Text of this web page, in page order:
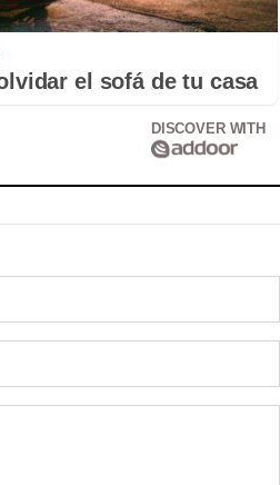
el sofá de tu casa
DISCOVER WITH